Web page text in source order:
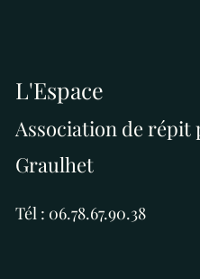
L'Espace
Association de répit
Graulhet
Tél : 06.78.67.90.38